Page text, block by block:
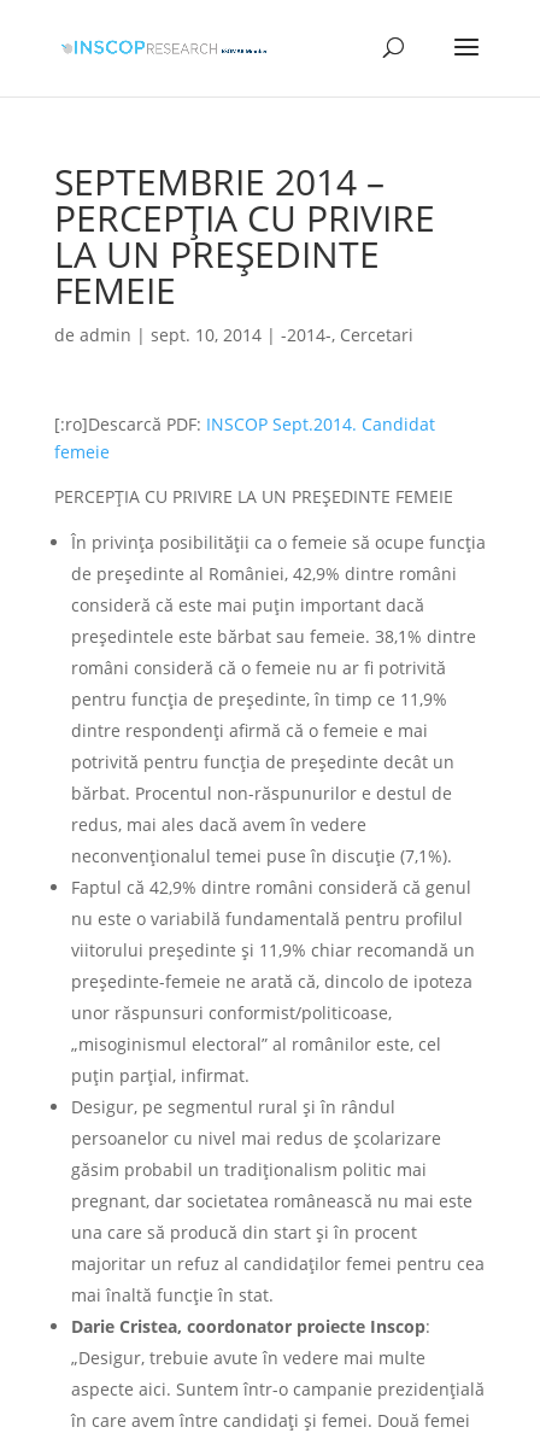
SEPTEMBRIE 2014 –
PERCEPȚIA CU PRIVIRE
LA UN PREȘEDINTE
FEMEIE
de admin | sept. 10, 2014| -2014-, Cercetari
[:ro]Descarcă PDF: INSCOP Sept.2014. Candidat
femeie
PERCEPȚIA CU PRIVIRE LA UN PREȘEDINTE FEMEIE
În privinţa posibilităţii ca o femeie să ocupe funcţia
de preşedinte al României, 42,9% dintre români
consideră că este mai puţin important dacă
preşedintele este bărbat sau femeie. 38,1% dintre
români consideră că o femeie nu ar fi potrivită
pentru funcţia de preşedinte, în timp ce 11,9%
dintre respondenţi afirmă că o femeie e mai
potrivită pentru funcţia de preşedinte decât un
bărbat. Procentul non-răspunurilor e destul de
redus, mai ales dacă avem în vedere
neconvenţionalul temei puse în discuţie (7,1%).
Faptul că 42,9% dintre români consideră că genul
nu este o variabilă fundamentală pentru profilul
viitorului preşedinte şi 11,9% chiar recomandă un
preşedinte-femeie ne arată că, dincolo de ipoteza
unor răspunsuri conformist/politicoase,
„misoginismul electoral” al românilor este, cel
puţin parţial, infirmat.
Desigur, pe segmentul rural şi în rândul
persoanelor cu nivel mai redus de şcolarizare
găsim probabil un tradiţionalism politic mai
pregnant, dar societatea românească nu mai este
una care să producă din start şi în procent
majoritar un refuz al candidaţilor femei pentru cea
mai înaltă funcţie în stat.
Darie Cristea, coordonator proiecte Inscop:
„Desigur, trebuie avute în vedere mai multe
aspecte aici. Suntem într-o campanie prezidenţială
în care avem între candidaţi şi femei. Două femei